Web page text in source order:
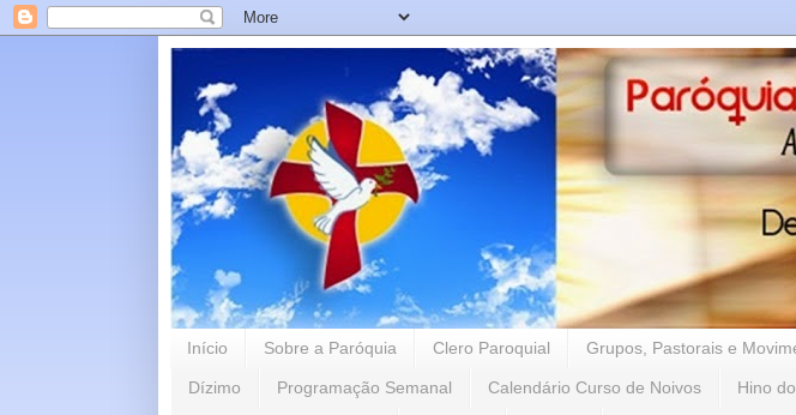
Início Sobre a Paróquia Clero Paroquial Grupos, Pastorais e
Dízimo Programação Semanal Calendário Curso de Noivos Hino